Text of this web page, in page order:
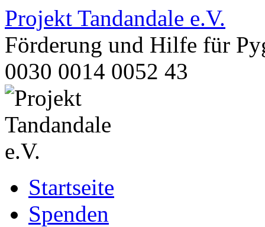
Projekt Tandandale e.V.
Förderung und Hilfe für
0030 0014 0052 43
Inhalt
springenStartseite
Spenden